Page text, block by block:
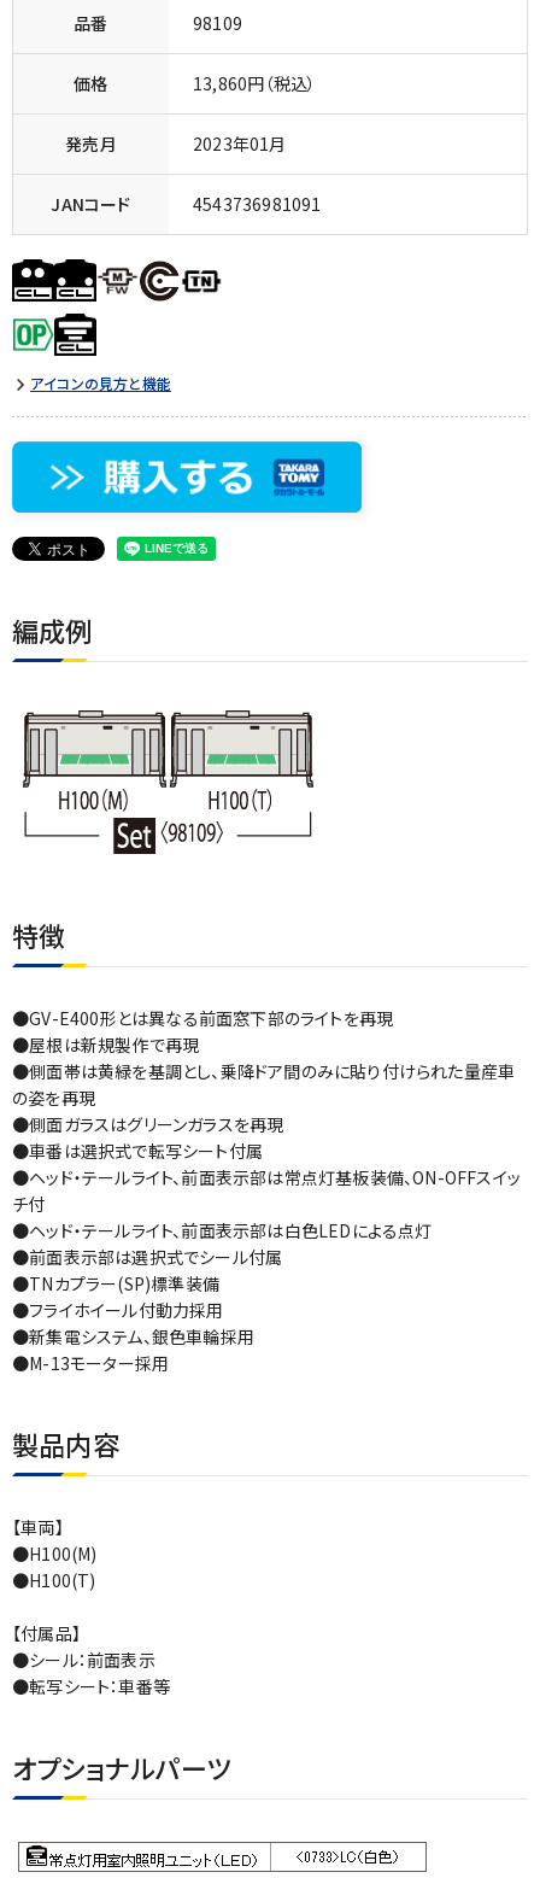
品番 98109
価格 13,860円（税込）
発売月 2023年01月
JANコード 4543736981091
アイコンの見方と機能
編成例
特徴
●GV-E400形とは異なる前面窓下部のライトを再現
●屋根は新規製作で再現
●側面帯は黄緑を基調とし、乗降ドア間のみに貼り付けられた量産車
の姿を再現
●側面ガラスはグリーンガラスを再現
●車番は選択式で転写シート付属
●ヘッド・テールライト、前面表示部は常点灯基板装備、ON-OFFスイッ
チ付
●ヘッド・テールライト、前面表示部は白色LEDによる点灯
●前面表示部は選択式でシール付属
●TNカプラー(SP)標準装備
●フライホイール付動力採用
●新集電システム、銀色車輪採用
●M-13モーター採用
製品内容
【車両】
●H100(M)
●H100(T)
【付属品】
●シール：前面表示
●転写シート：車番等
オプショナルパーツ